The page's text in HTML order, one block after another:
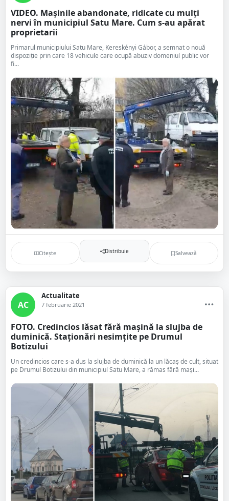
VIDEO. Mașinile abandonate, ridicate cu mulți
nervi în municipiul Satu Mare. Cum s-au apărat
proprietarii
Primarul municipiului Satu Mare, Kereskényi Gábor, a semnat o nouă
dispoziție prin care 18 vehicule care ocupă abuziv domeniul public vor
fi...
Citește Distribuie Salvează
AC
Actualitate
7 februarie 2021
FOTO. Credincios lăsat fără mașină la slujba de
duminică. Staționări nesimțite pe Drumul
Botizului
Un credincios care s-a dus la slujba de duminică la un lăcaș de cult, situat
pe Drumul Botizului din municipiul Satu Mare, a rămas fără mași...